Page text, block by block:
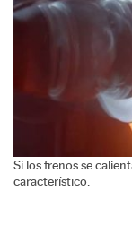
Si los frenos se
característico.